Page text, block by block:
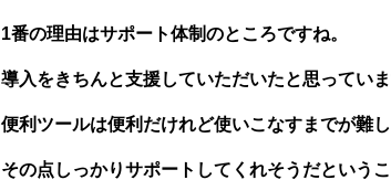
1番の理由はサポート体制のところですね。
導入をきちんと支援していただいたと思っていま
便利ツールは便利だけれど使いこなすまでが難し
その点しっかりサポートしてくれそうだという